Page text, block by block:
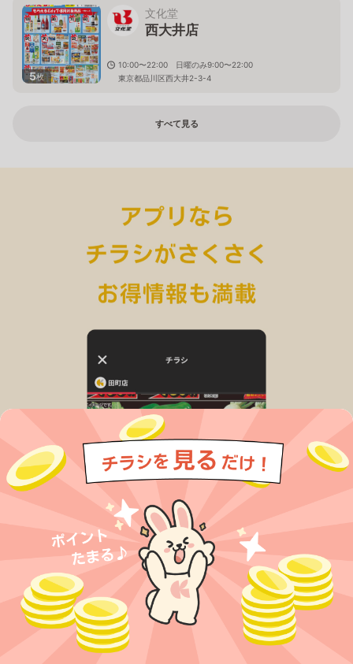
5枚
文化堂
西大井店
10:00〜22:00 日曜のみ9:00〜22:00
東京都品川区西大井2-3-4
すべて見る